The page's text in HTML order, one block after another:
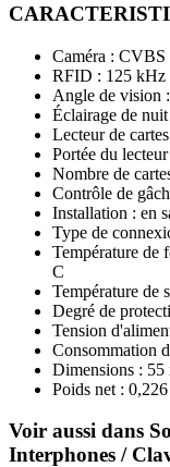
Caméra : CVBS
RFID : 125 kHz
Angle de vision
Éclairage de
Lecteur de
Portée du
Nombre de
Contrôle de
Installation : en
Type de
Température de
C
Température de
Degré de
Tension
Consommation
Dimensions :
Poids net :
Voir aussi dans
Interphones /